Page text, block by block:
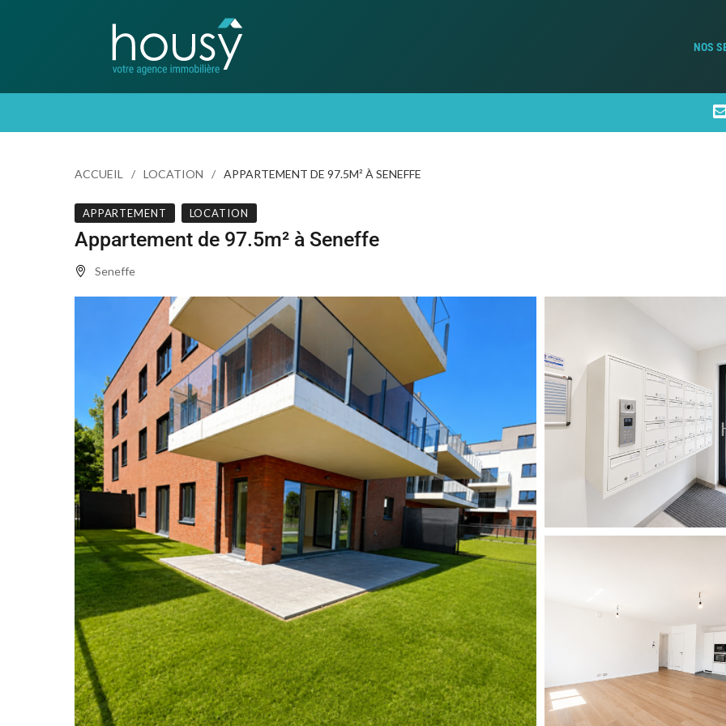
NOS
ACCUEIL LOCATION APPARTEMENT DE 97.5M² À SENEFFE
APPARTEMENT LOCATION
Appartement de 97.5m² à Seneffe
Seneffe